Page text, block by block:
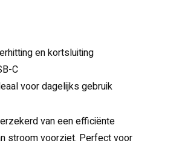
en kortsluiting
C
voor dagelijks gebruik
van een efficiënte
stroom voorziet. Perfect voor